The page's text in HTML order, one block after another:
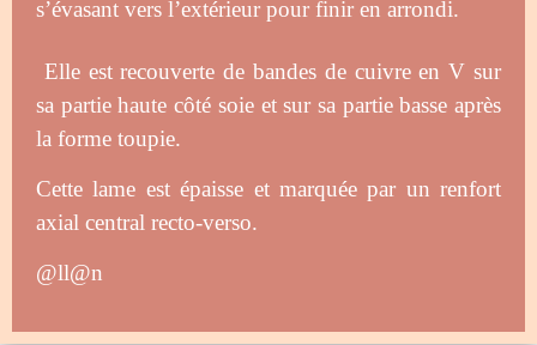
s’évasant vers l’extérieur pour finir en arrondi.
Elle est recouverte de bandes de cuivre en V sur
sa partie haute côté soie et sur sa partie basse après
la forme toupie.
Cette lame est épaisse et marquée par un renfort
axial central recto-verso.
@ll@n